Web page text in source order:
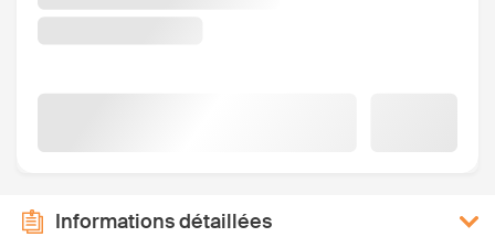
Informations détaillées